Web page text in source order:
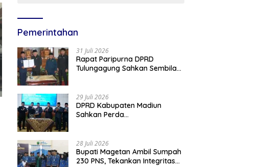
Pemerintahan
31 Juli 2026
Rapat Paripurna DPRD
Tulungagung Sahkan Sembilan
29 Juli 2026
DPRD Kabupaten Madiun
Sahkan Perda
Agenda Prioritas
28 Juli 2026
Bupati Magetan Ambil Sumpah
230 PNS, Tekankan Integritas